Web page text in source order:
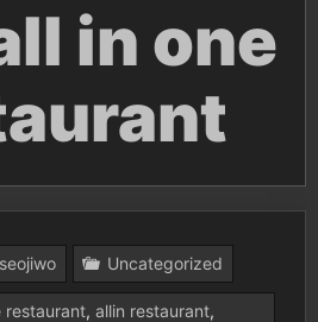
in one
seojiwo Uncategorized
restaurant, allin restaurant,